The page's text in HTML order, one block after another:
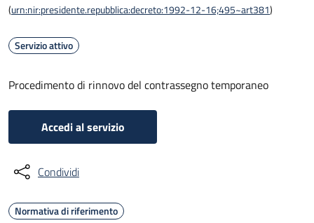
(urn:nir:presidente.repubblica:decreto:1992-12-16;495~art381)
Servizio attivo
Procedimento di rinnovo del contrassegno temporaneo
Accedi al servizio
Condividi
Normativa di riferimento